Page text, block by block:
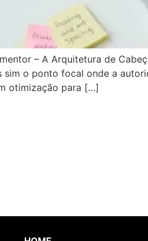
– A Arquitetura de
sim o ponto focal onde a
otimização para […]